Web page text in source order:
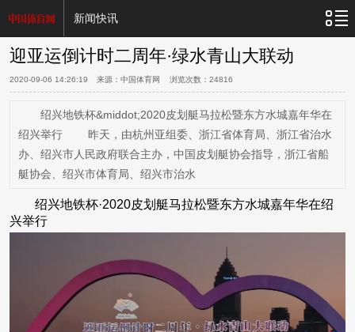
新闻快讯
迎亚运倒计时二周年·绿水青山大联动
2020-09-06 14:26:19 来源：中国体育网 浏览次数： 24816
绍兴地铁杯&middot;2020皮划艇马拉松暨东方水城嘉年华在
绍兴举行 昨天，由杭州亚组委、浙江省体育局、浙江省治水
办、绍兴市人民政府联合主办，中国皮划艇协会指导，浙江省船
艇协会、绍兴市体育局、绍兴市治水
绍兴地铁杯·2020皮划艇马拉松暨东方水城嘉年华在绍
兴举行